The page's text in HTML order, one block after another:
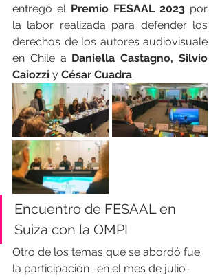
entregó el Premio FESAAL 2023 por
la labor realizada para defender los
derechos de los autores audiovisuale
en Chile a Daniella Castagno, Silvio
Caiozzi y César Cuadra.
Encuentro de FESAAL en
Suiza con la OMPI
Otro de los temas que se abordó fue
la participación -en el mes de julio-